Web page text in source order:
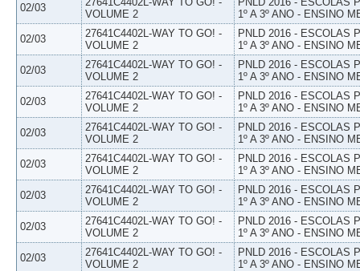
02/03
VOLUME 2
1º A 3º ANO - ENSINO
02/03
27641C4402L-WAY TO GO! -
VOLUME 2
PNLD 2016 - ESCOLAS
1º A 3º ANO - ENSINO
02/03
27641C4402L-WAY TO GO! -
VOLUME 2
PNLD 2016 - ESCOLAS
1º A 3º ANO - ENSINO
02/03
27641C4402L-WAY TO GO! -
VOLUME 2
PNLD 2016 - ESCOLAS
1º A 3º ANO - ENSINO
02/03
27641C4402L-WAY TO GO! -
VOLUME 2
PNLD 2016 - ESCOLAS
1º A 3º ANO - ENSINO
02/03
27641C4402L-WAY TO GO! -
VOLUME 2
PNLD 2016 - ESCOLAS
1º A 3º ANO - ENSINO
02/03
27641C4402L-WAY TO GO! -
VOLUME 2
PNLD 2016 - ESCOLAS
1º A 3º ANO - ENSINO
02/03
27641C4402L-WAY TO GO! -
VOLUME 2
PNLD 2016 - ESCOLAS
1º A 3º ANO - ENSINO
02/03
27641C4402L-WAY TO GO! -
VOLUME 2
PNLD 2016 - ESCOLAS
1º A 3º ANO - ENSINO